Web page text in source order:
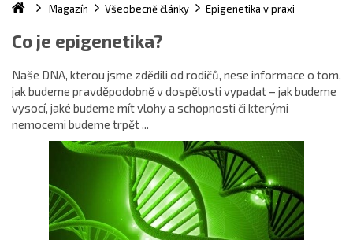
Magazín Všeobecně články Epigenetika v praxi
Co je epigenetika?
Naše DNA, kterou jsme zdědili od rodičů, nese informace o tom,
jak budeme pravděpodobně v dospělosti vypadat – jak budeme
vysocí, jaké budeme mít vlohy a schopnosti či kterými
nemocemi budeme trpět ...